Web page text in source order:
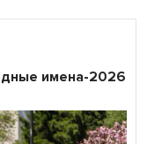
имена-2026